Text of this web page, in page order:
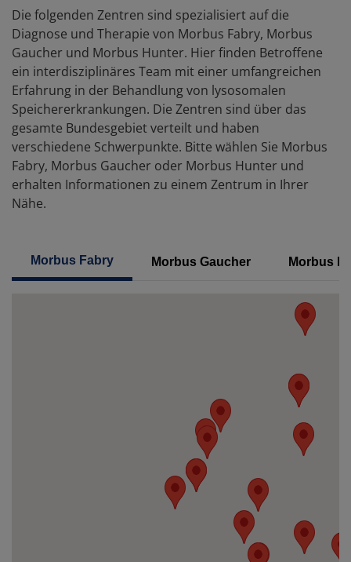
Die folgenden Zentren sind spezialisiert auf die
Diagnose und Therapie von Morbus Fabry, Morbus
Gaucher und Morbus Hunter. Hier finden Betroffene
ein interdisziplinäres Team mit einer umfangreichen
Erfahrung in der Behandlung von lysosomalen
Speichererkrankungen. Die Zentren sind über das
gesamte Bundesgebiet verteilt und haben
verschiedene Schwerpunkte. Bitte wählen Sie Morbus
Fabry, Morbus Gaucher oder Morbus Hunter und
erhalten Informationen zu einem Zentrum in Ihrer
Nähe.
Morbus Fabry Morbus Gaucher Morbus